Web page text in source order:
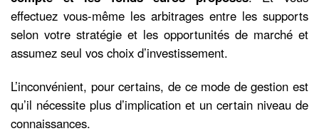
effectuez vous-même les arbitrages entre les supports
selon votre stratégie et les opportunités de marché et
assumez seul vos choix d’investissement.
L’inconvénient, pour certains, de ce mode de gestion est
qu’il nécessite plus d’implication et un certain niveau de
connaissances.